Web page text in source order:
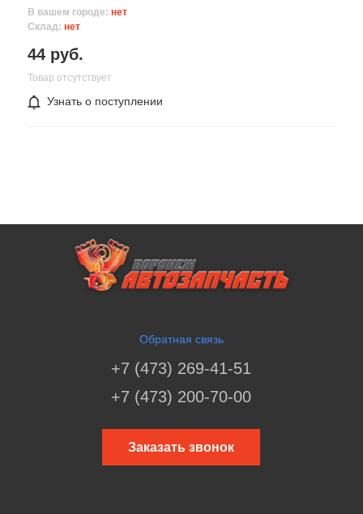
В вашем городе: нет
Склад: нет
44 руб.
Товар отсутствует
Узнать о поступлении
Обратная связь
+7 (473) 269-41-51
+7 (473) 200-70-00
Заказать звонок